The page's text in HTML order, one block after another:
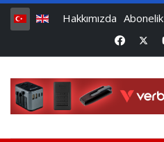
Hakkımızda Abonelik